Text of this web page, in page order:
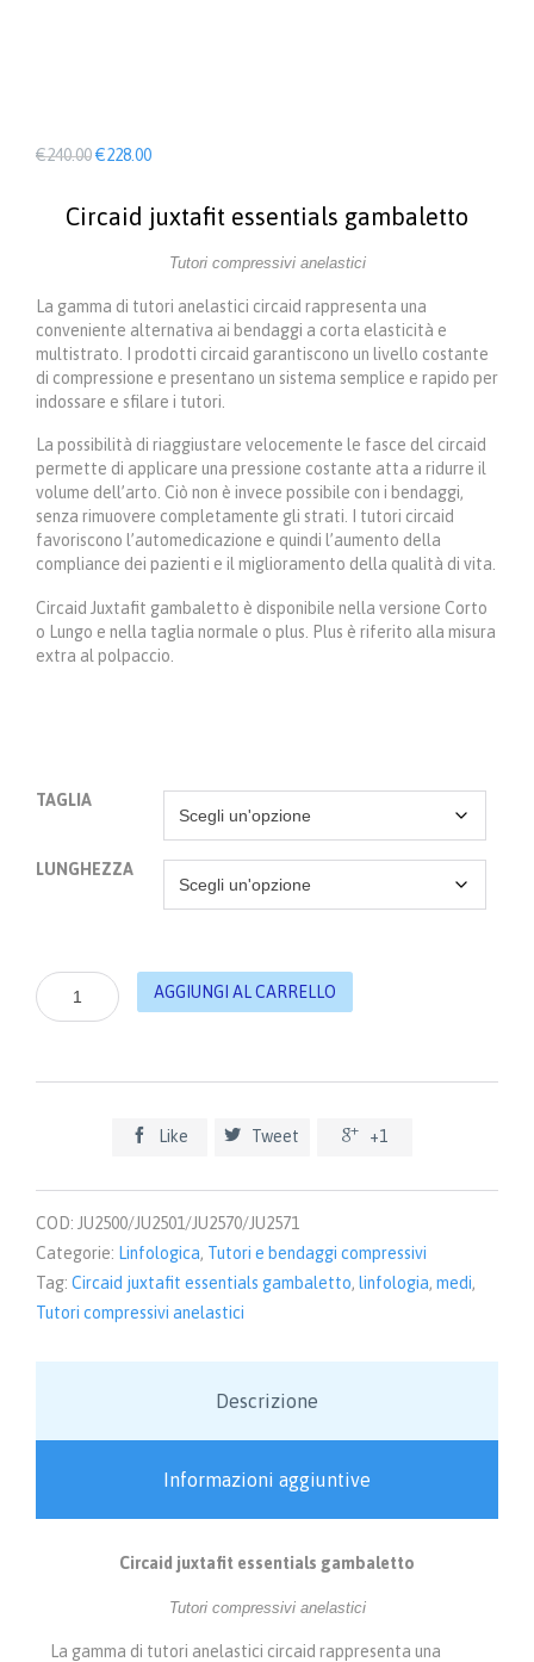
€240.00 Il
era:
€228.00Il
è:
Circaid juxtafit essentials gambaletto
Tutori compressivi anelastici
La gamma di tutori anelastici circaid rappresenta una
conveniente alternativa ai bendaggi a corta elasticità e
multistrato. I prodotti circaid garantiscono un livello costante
di compressione e presentano un sistema semplice e rapido per
indossare e sfilare i tutori.
La possibilità di riaggiustare velocemente le fasce del circaid
permette di applicare una pressione costante atta a ridurre il
volume dell’arto. Ciò non è invece possibile con i bendaggi,
senza rimuovere completamente gli strati. I tutori circaid
favoriscono l’automedicazione e quindi l’aumento della
compliance dei pazienti e il miglioramento della qualità di vita.
Circaid Juxtafit gambaletto è disponibile nella versione Corto
o Lungo e nella taglia normale o plus. Plus è riferito alla misura
extra al polpaccio.
TAGLIA
LUNGHEZZA
Medi
-
essentials
AGGIUNGI AL CARRELLO
 Like  Tweet  +1
COD: JU2500/JU2501/JU2570/JU2571
Categorie: Linfologica, Tutori e bendaggi compressivi
Tag: Circaid juxtafit essentials gambaletto, linfologia, medi,
Tutori compressivi anelastici
Descrizione
Informazioni aggiuntive
Circaid juxtafit essentials gambaletto
Tutori compressivi anelastici
La gamma di tutori anelastici circaid rappresenta una